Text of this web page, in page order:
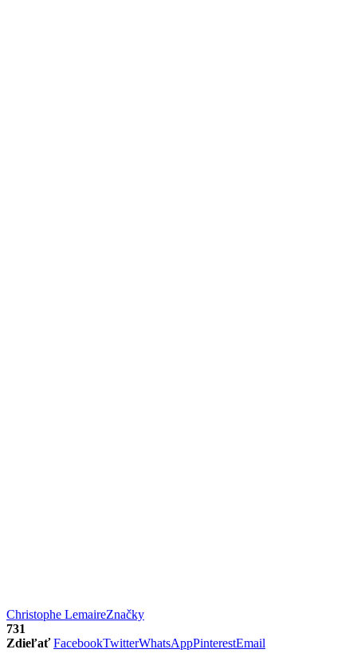
Christophe LemaireZnačky
731
Zdieľať FacebookTwitterWhatsAppPinterestEmail